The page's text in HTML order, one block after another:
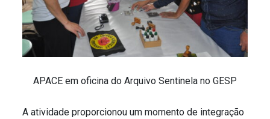
APACE em oficina do Arquivo Sentinela no GESP
A atividade proporcionou um momento de integração